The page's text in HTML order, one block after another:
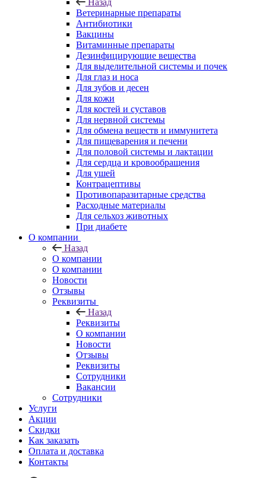
Назад
Ветеринарные препараты
Антибиотики
Вакцины
Витаминные препараты
Дезинфицирующие вещества
Для выделительной системы и почек
Для глаз и носа
Для зубов и десен
Для кожи
Для костей и суставов
Для нервной системы
Для обмена веществ и иммунитета
Для пищеварения и печени
Для половой системы и лактации
Для сердца и кровообращения
Для ушей
Контрацептивы
Противопаразитарные средства
Расходные материалы
Для сельхоз животных
При диабете
О компании
Назад
О компании
О компании
Новости
Отзывы
Реквизиты
Назад
Реквизиты
О компании
Новости
Отзывы
Реквизиты
Сотрудники
Вакансии
Сотрудники
Услуги
Акции
Скидки
Как заказать
Оплата и доставка
Контакты